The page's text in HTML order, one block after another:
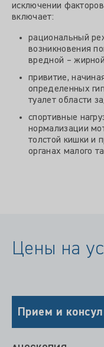
исключении
включает:
рациональный
возникновения
вредной –
привитие,
определенных
туалет области
спортивные
нормализации
толстой кишки и
органах малого
Цены на
Прием и